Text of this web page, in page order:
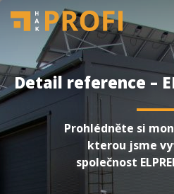
Detail reference –
Prohlédněte si
kterou jsme
společnost